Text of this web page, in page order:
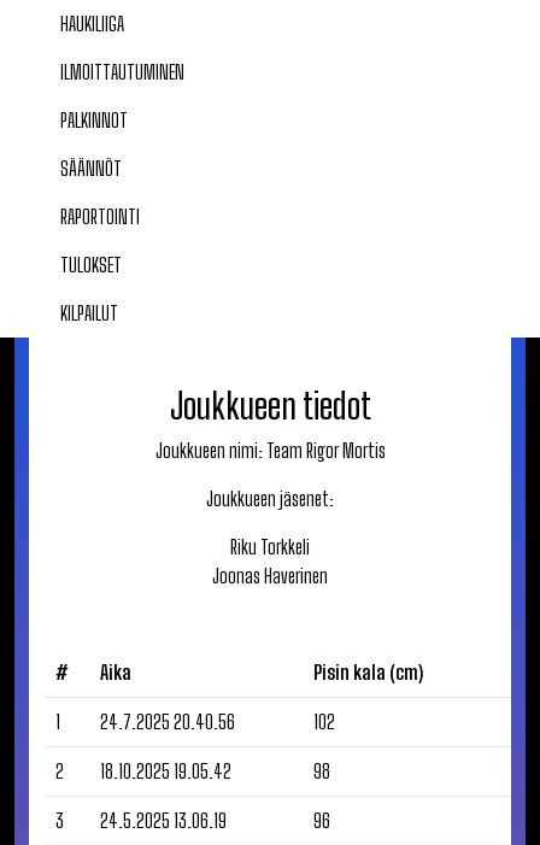
HAUKILIIGA
ILMOITTAUTUMINEN
PALKINNOT
SÄÄNNÖT
RAPORTOINTI
TULOKSET
KILPAILUT
Joukkueen tiedot
Joukkueen nimi: Team Rigor Mortis
Joukkueen jäsenet:
Riku Torkkeli
Joonas Haverinen
# Aika Pisin kala (cm)
1 24.7.2025 20.40.56 102
2 18.10.2025 19.05.42 98
3 24.5.2025 13.06.19 96